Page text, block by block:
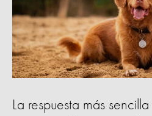
La respuesta más